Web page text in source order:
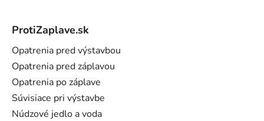
ProtiZaplave.sk
Opatrenia pred výstavbou
Opatrenia pred záplavou
Opatrenia po záplave
Súvisiace pri výstavbe
Núdzové jedlo a voda